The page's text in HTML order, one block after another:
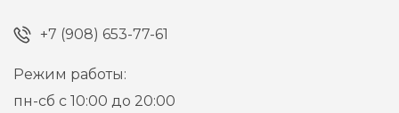
+7 (908) 653-77-61
Режим работы:
пн-сб с 10:00 до 20:00